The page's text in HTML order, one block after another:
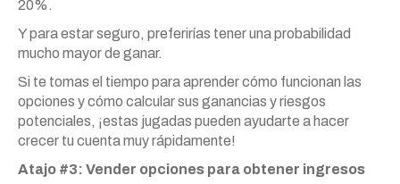
20%.
Y para estar seguro, preferirías tener una probabilidad
mucho mayor de ganar.
Si te tomas el tiempo para aprender cómo funcionan las
opciones y cómo calcular sus ganancias y riesgos
potenciales, ¡estas jugadas pueden ayudarte a hacer
crecer tu cuenta muy rápidamente!
Atajo #3: Vender opciones para obtener ingresos